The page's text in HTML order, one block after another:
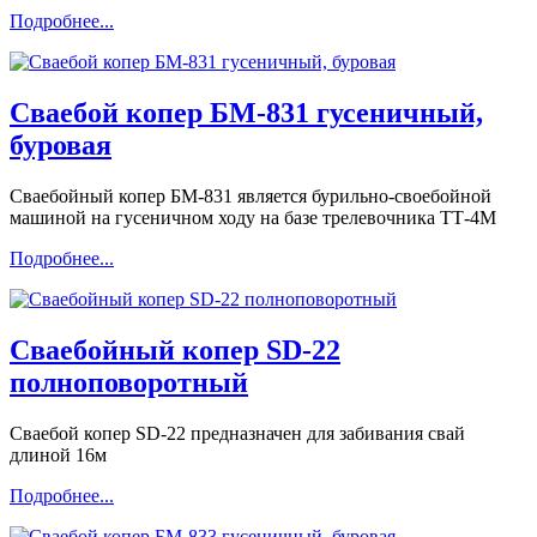
Подробнее...
Сваебой копер БМ-831 гусеничный,
буровая
Сваебойный копер БМ-831 является бурильно-своебойной
машиной на гусеничном ходу на базе трелевочника ТТ-4М
Подробнее...
Сваебойный копер SD-22
полноповоротный
Сваебой копер SD-22 предназначен для забивания свай
длиной 16м
Подробнее...